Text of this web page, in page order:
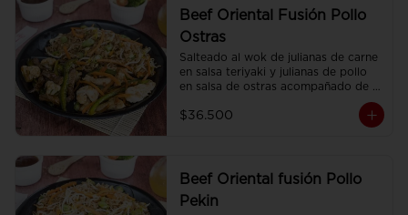
Beef Oriental Fusión Pollo
Ostras
Salteado al wok de julianas de carne
en salsa teriyaki y julianas de pollo
en salsa de ostras acompañado de
$36.500
Beef Oriental fusión Pollo
Pekin